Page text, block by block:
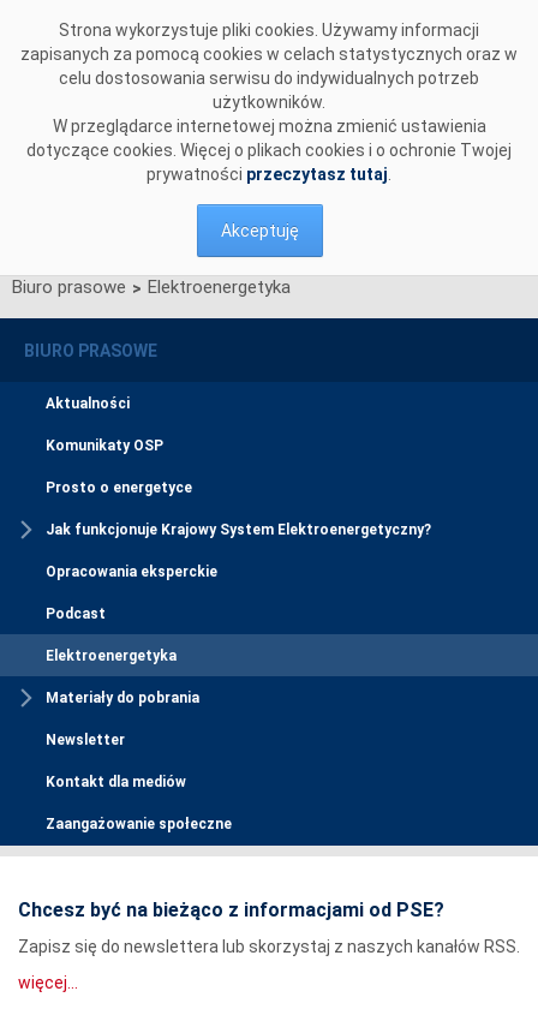
Strona wykorzystuje pliki cookies. Używamy informacji
zapisanych za pomocą cookies w celach statystycznych oraz w
celu dostosowania serwisu do indywidualnych potrzeb
użytkowników.
W przeglądarce internetowej można zmienić ustawienia
dotyczące cookies. Więcej o plikach cookies i o ochronie Twojej
prywatności przeczytasz tutaj
Akceptuję
Biuro prasowe > Elektroenergetyka
BIURO PRASOWE
Aktualności
Komunikaty OSP
Prosto o energetyce
Jak funkcjonuje Krajowy System Elektroenergetyczny?
Opracowania eksperckie
Podcast
Elektroenergetyka
Materiały do pobrania
Newsletter
Kontakt dla mediów
Zaangażowanie społeczne
Chcesz być na bieżąco z informacjami od PSE?
Zapisz się do newslettera lub skorzystaj z naszych kanałów RSS.
więcej...